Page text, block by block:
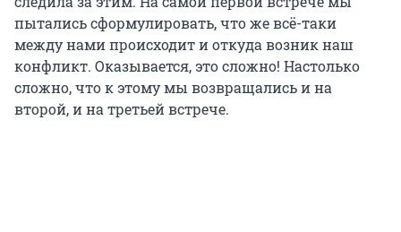
пытались сформулировать, что же всё-таки
между нами происходит и откуда возник наш
конфликт. Оказывается, это сложно! Настолько
сложно, что к этому мы возвращались и на
второй, и на третьей встрече.